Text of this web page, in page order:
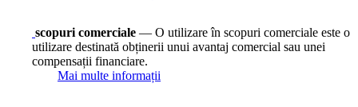
scopuri comerciale — O utilizare în scopuri comerciale este o
utilizare destinată obținerii unui avantaj comercial sau unei
compensații financiare.
Mai multe informații